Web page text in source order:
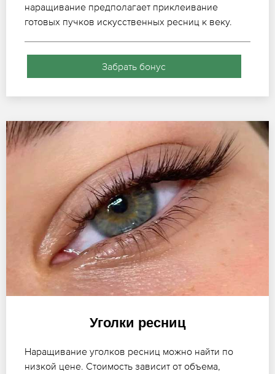
наращивание предполагает приклеивание
готовых пучков искусственных ресниц к веку.
Забрать бонус
Уголки ресниц
Наращивание уголков ресниц можно найти по
низкой цене. Стоимость зависит от объема,